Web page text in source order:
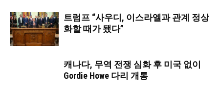
트럼프 “사우디, 이스라엘과 관계 정상
화할 때가 됐다”
캐나다, 무역 전쟁 심화 후 미국 없이
Gordie Howe 다리 개통